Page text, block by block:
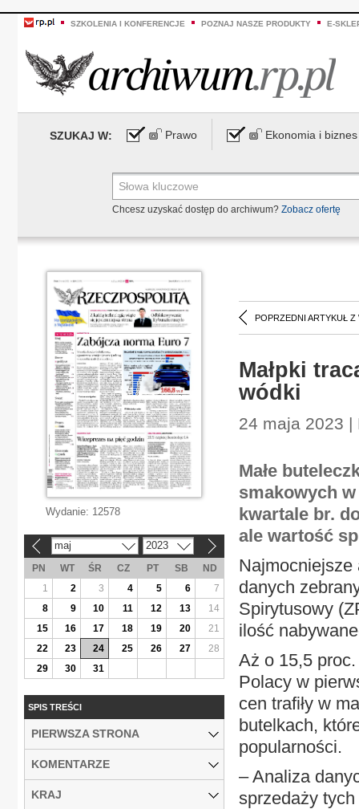
SZKOLENIA I KONFERENCJE POZNAJ NASZE PRODUKTY E-
SZUKAJ W: Prawo Ekonomia i biznes
Chcesz uzyskać dostęp do archiwum? Zobacz ofertę
POPRZEDNI ARTYKUŁ Z
Małpki
wódki
24 maja 2023 |
Małe
smakowych
kwartale br.
ale wartość
Najmocniejsze
danych
Spirytusowy
ilość
Aż o 15,5
Polacy w
cen trafiły w
butelkach,
popularności.
– Analiza
sprzedaży
Wydanie: 12578
maj 2023
PN WT ŚR CZ PT SB
ND
1
2 3 4 5 6
7
8
9 10 11 12 13
14
15
16 17 18 19 20
21
22
23 24 25 26 27
28
29
30 31
SPIS TREŚCI
PIERWSZA STRONA
KOMENTARZE
KRAJ